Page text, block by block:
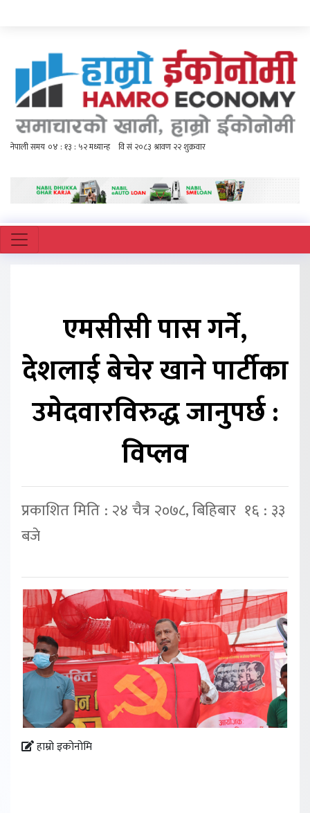
एमसीसी पास गर्ने,
देशलाई बेचेर खाने पार्टीका
उमेदवारविरुद्ध जानुपर्छ :
विप्लव
प्रकाशित मिति : २४ चैत्र २०७८, बिहिबार १६ : ३३
बजे
हाम्रो इकोनोमि